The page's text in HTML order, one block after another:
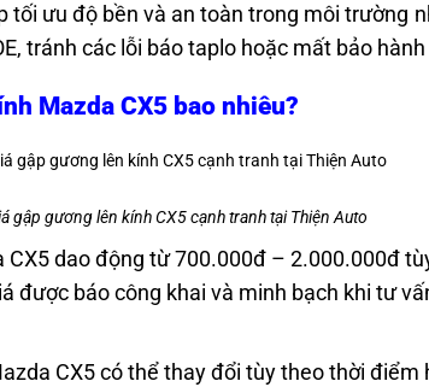
tối ưu độ bền và an toàn trong môi trường
tránh các lỗi báo taplo hoặc mất bảo hành
Mazda CX5 bao nhiêu?
gập gương lên kính CX5 cạnh tranh tại Thiện Auto
CX5 dao động từ 700.000đ – 2.000.000đ
được báo công khai và minh bạch khi tư
CX5 có thể thay đổi tùy theo thời